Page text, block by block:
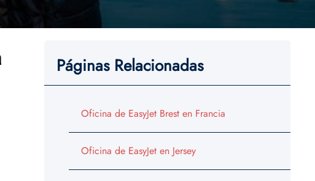
Páginas Relacionadas
Oficina de EasyJet Brest en Francia
Oficina de EasyJet en Jersey